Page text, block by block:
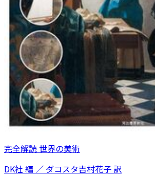
完全解読 世界の美術
DK社 編 ／ ダコスタ吉村花子 訳